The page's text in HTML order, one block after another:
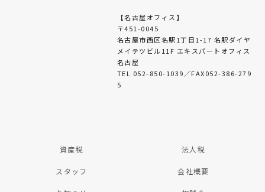
【名古屋オフィス】
〒451-0045
名古屋市西区名駅1丁目1-17 名駅ダイヤ
メイテツビル11F エキスパートオフィス
名古屋
TEL 052-850-1039／FAX052-386-279
5
資産税 法人税
スタッフ 会社概要